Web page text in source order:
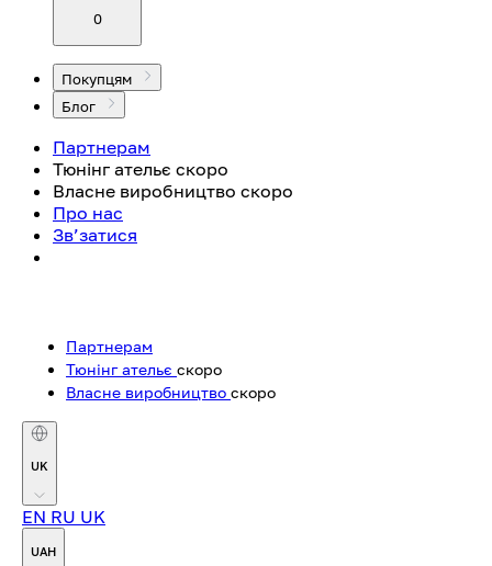
0
Покупцям
Блог
Партнерам
Тюнінг ательє скоро
Власне виробництво скоро
Про нас
Зв’затися
Партнерам
Тюнінг ательє скоро
Власне виробництво скоро
UK
EN RU UK
UAH